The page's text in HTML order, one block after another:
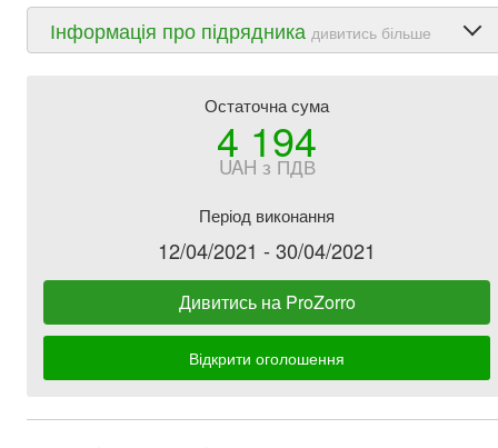
Інформація про підрядника дивитись більше
Остаточна сума
4 194
UAH з ПДВ
Період виконання
12/04/2021 - 30/04/2021
Дивитись на ProZorro
Відкрити оголошення